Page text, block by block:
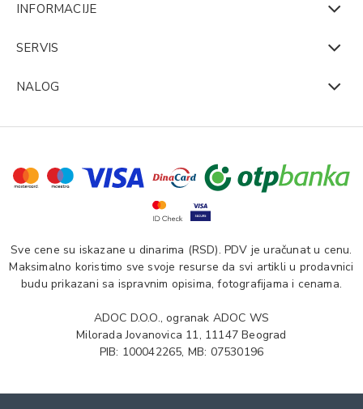
INFORMACIJE
SERVIS
NALOG
Sve cene su iskazane u dinarima (RSD). PDV je uračunat u cenu.
Maksimalno koristimo sve svoje resurse da svi artikli u prodavnici
budu prikazani sa ispravnim opisima, fotografijama i cenama.
ADOC D.O.O., ogranak ADOC WS
Milorada Jovanovica 11, 11147 Beograd
PIB: 100042265, MB: 07530196